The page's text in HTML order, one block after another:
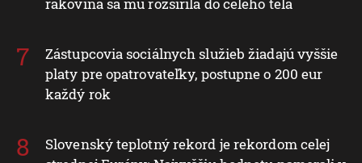
Zástupcovia sociálnych služieb žiadajú vyššie
platy pre opatrovateľky, postupne o 200 eur
každý rok
Slovenský teplotný rekord je rekordom celej